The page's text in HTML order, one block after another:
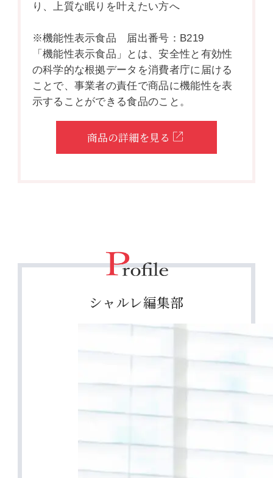
り、上質な眠りを叶えたい方へ
※機能性表示食品 届出番号：B219
「機能性表示食品」とは、安全性と有効性
の科学的な根拠データを消費者庁に届ける
ことで、事業者の責任で商品に機能性を表
示することができる食品のこと。
商品の詳細を見る
シャルレ編集部